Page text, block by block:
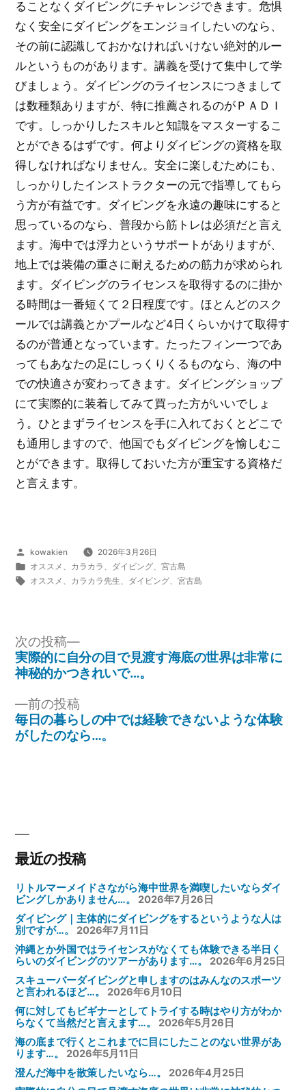
ることなくダイビングにチャレンジできます。危惧
なく安全にダイビングをエンジョイしたいのなら、
その前に認識しておかなければいけない絶対的ルー
ルというものがあります。講義を受けて集中して学
びましょう。ダイビングのライセンスにつきまして
は数種類ありますが、特に推薦されるのがＰＡＤＩ
です。しっかりしたスキルと知識をマスターするこ
とができるはずです。何よりダイビングの資格を取
得しなければなりません。安全に楽しむためにも、
しっかりしたインストラクターの元で指導してもら
う方が有益です。ダイビングを永遠の趣味にすると
思っているのなら、普段から筋トレは必須だと言え
ます。海中では浮力というサポートがありますが、
地上では装備の重さに耐えるための筋力が求められ
ます。ダイビングのライセンスを取得するのに掛か
る時間は一番短くて２日程度です。ほとんどのスク
ールでは講義とかプールなど4日くらいかけて取得す
るのが普通となっています。たったフィン一つであ
ってもあなたの足にしっくりくるものなら、海の中
での快適さが変わってきます。ダイビングショップ
にて実際的に装着してみて買った方がいいでしょ
う。ひとまずライセンスを手に入れておくとどこで
も通用しますので、他国でもダイビングを愉しむこ
とができます。取得しておいた方が重宝する資格だ
と言えます。
投
稿
者:
kowakien
2026年3月26日
カ
テ
オススメ カラカラ ダイビング、 宮古島
タ
オススメ カラカラ先生 ダイビング、 宮古島
投
稿
ナ
ビ
ョ
ン
前の投稿
の
投
毎日の暮らしの中では経験できないような体験
がしたのなら…。
次の投稿
次
の
投
実際的に自分の目で見渡す海底の世界は非常に
神秘的かつきれいで…。
最近の投稿
リトルマーメイドさながら海中世界を満喫したいならダイ
ビングしかありません…。
2026年7月26日
ダイビング｜主体的にダイビングをするというような人は
別ですが…。
2026年7月11日
沖縄とか外国ではライセンスがなくても体験できる半日く
らいのダイビングのツアーがあります…。
2026年6月25日
スキューバーダイビングと申しますのはみんなのスポーツ
と言われるほど…。
2026年6月10日
何に対してもビギナーとしてトライする時はやり方がわか
らなくて当然だと言えます…。
2026年5月26日
海の底まで行くとこれまでに目にしたことのない世界があ
ります…。
2026年5月11日
澄んだ海中を散策したいなら…。
2026年4月25日